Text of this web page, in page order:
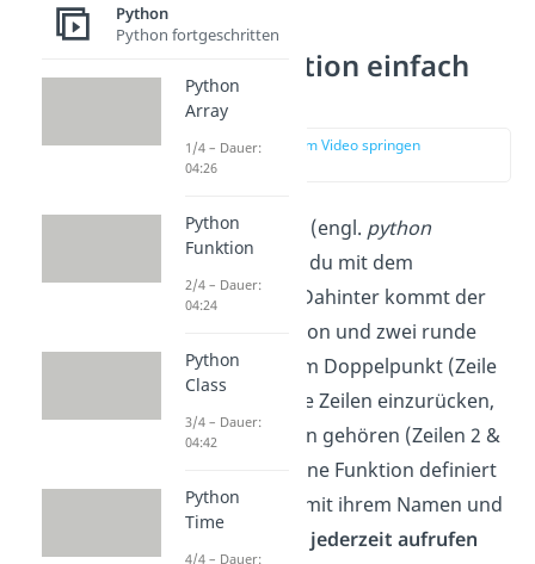
Python Funktion einfach
erklärt
zur Stelle im Video springen
Eine neueFunktion (engl. python
function) definierst du mit dem
Schlüsselwortdef
. Dahinter kommt der
Name deiner Funktion und zwei runde
Klammern mit einem Doppelpunkt (Zeile
1). Vergiss nicht, alle Zeilen einzurücken,
die in deine Funktion gehören (Zeilen 2 &
3)! Nachdem du deine Funktion definiert
hast, kannst du sie mit ihrem Namen und
jederzeit aufrufen
Python
Python fortgeschritten
Python
Array
1/4 – Dauer:
04:26
Python
Funktion
2/4 – Dauer:
04:24
Python
Class
3/4 – Dauer:
04:42
Python
Time
4/4 – Dauer: